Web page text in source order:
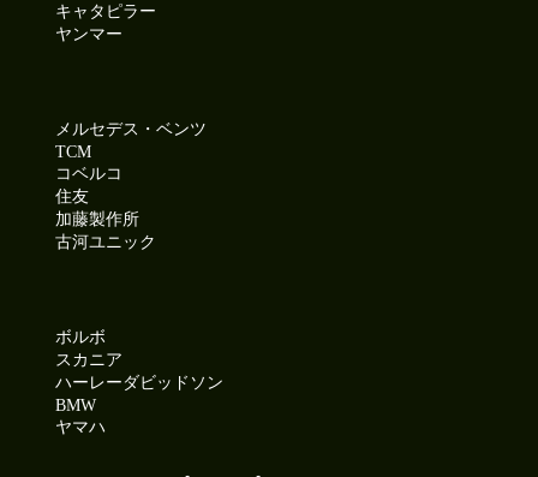
キャタピラー
ヤンマー
メルセデス・ベンツ
TCM
コベルコ
住友
加藤製作所
古河ユニック
ボルボ
スカニア
ハーレーダビッドソン
BMW
ヤマハ